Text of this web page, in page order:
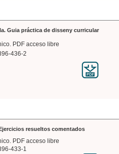
Guia práctica de disseny curricular
PDF acceso libre
436-2
resueltos comentados
PDF acceso libre
433-1